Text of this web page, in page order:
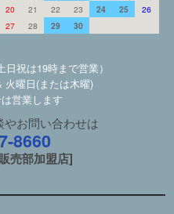
20
21 22 23 24 25
26
27
28 29 30
祝は19時まで営業）
火曜日(または木曜)
営業します
お問い合わせは
8660
売部加盟店]